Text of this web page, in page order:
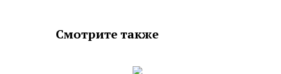
Смотрите также